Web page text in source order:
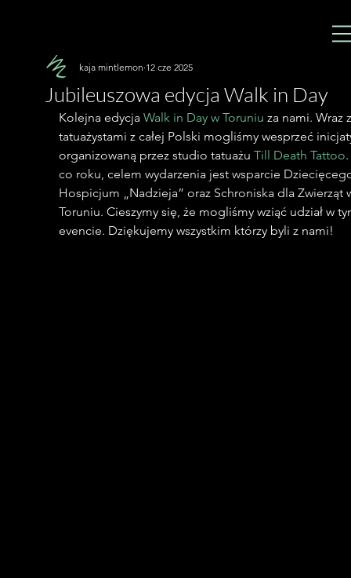
Jubileuszowa edycja Walk in Day
kaja mintlemon 12 cze 2025
Kolejna edycja Walk in Day w Toruniu za nami. Wraz
tatuażystami z całej Polski mogliśmy wesprzeć
organizowaną przez studio tatuażu Till Death Tattoo.
co roku, celem wydarzenia jest wsparcie
Hospicjum „Nadzieja” oraz Schroniska dla Zwierząt
Toruniu. Cieszymy się, że mogliśmy wziąć udział w
evencie. Dziękujemy wszystkim którzy byli z nami!